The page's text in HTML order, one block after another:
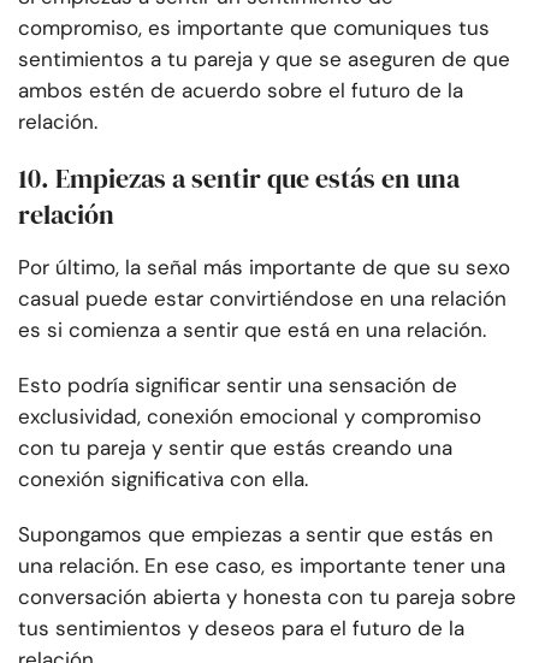
compromiso, es importante que comuniques tus
sentimientos a tu pareja y que se aseguren de que
ambos estén de acuerdo sobre el futuro de la
relación.
10. Empiezas a sentir que estás en una
relación
Por último, la señal más importante de que su sexo
casual puede estar convirtiéndose en una relación
es si comienza a sentir que está en una relación.
Esto podría significar sentir una sensación de
exclusividad, conexión emocional y compromiso
con tu pareja y sentir que estás creando una
conexión significativa con ella.
Supongamos que empiezas a sentir que estás en
una relación. En ese caso, es importante tener una
conversación abierta y honesta con tu pareja sobre
tus sentimientos y deseos para el futuro de la